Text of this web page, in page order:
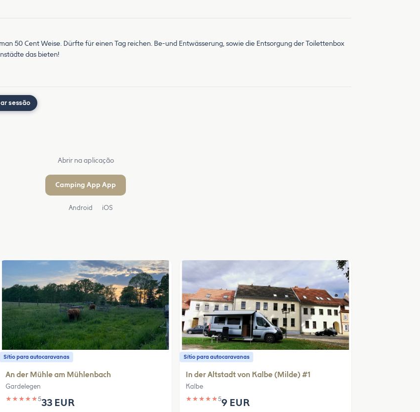
50 Cent Weise. Dürfte für einen Tag reichen. Be-und Entwässerung, sowie die Entsorgung der Toilettenbox
das bieten!
sessão
Abrir na aplicação
Camping App App
Android iOS
Sítio para autocaravanas
An der Mühle am Mühlenbach
Gardelegen
★ ★ ★ ★ ★533 EUR
Sítio para autocaravanas
In der Altstadt von Kalbe (Milde) #1
Kalbe
★ ★ ★ ★ ★59 EUR